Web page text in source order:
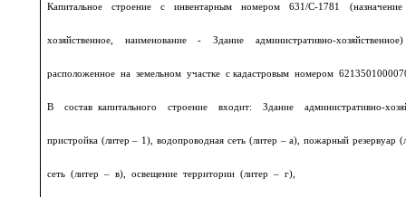
Капитальное строение с инвентарным номером 631/С-1781 (назначение
хозяйственное, наименование - Здание административно-
расположенное на земельном участке с кадастровым номером
В состав капитального строение входит: Здание административно-
пристройка (литер – 1), водопроводная сеть (литер – а), пожарный
сеть (литер – в), освещение территории (литер – г),